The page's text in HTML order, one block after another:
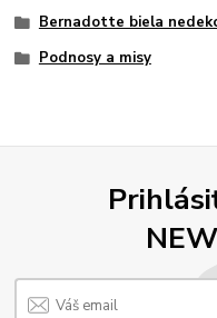
Bernadotte biela
Podnosy a misy